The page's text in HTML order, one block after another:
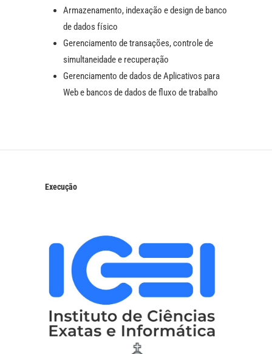
Armazenamento, indexação e design de banco
de dados físico
Gerenciamento de transações, controle de
simultaneidade e recuperação
Gerenciamento de dados de Aplicativos para
Web e bancos de dados de fluxo de trabalho
Execução